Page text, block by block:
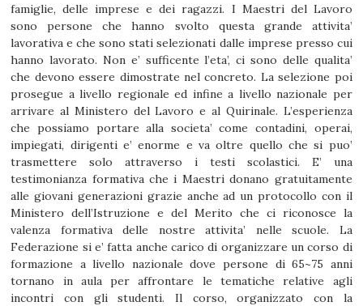
famiglie, delle imprese e dei ragazzi. I Maestri del Lavoro
sono persone che hanno svolto questa grande attivita’
lavorativa e che sono stati selezionati dalle imprese presso cui
hanno lavorato. Non e’ sufficente l’eta’, ci sono delle qualita’
che devono essere dimostrate nel concreto. La selezione poi
prosegue a livello regionale ed infine a livello nazionale per
arrivare al Ministero del Lavoro e al Quirinale. L’esperienza
che possiamo portare alla societa’ come contadini, operai,
impiegati, dirigenti e’ enorme e va oltre quello che si puo’
trasmettere solo attraverso i testi scolastici. E’ una
testimonianza formativa che i Maestri donano gratuitamente
alle giovani generazioni grazie anche ad un protocollo con il
Ministero dell’Istruzione e del Merito che ci riconosce la
valenza formativa delle nostre attivita’ nelle scuole. La
Federazione si e’ fatta anche carico di organizzare un corso di
formazione a livello nazionale dove persone di 65~75 anni
tornano in aula per affrontare le tematiche relative agli
incontri con gli studenti. Il corso, organizzato con la